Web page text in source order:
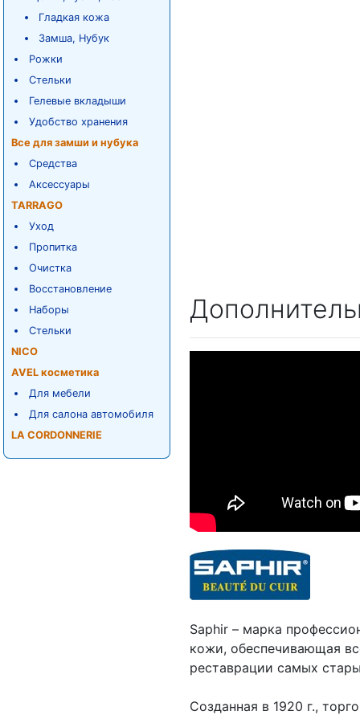
Гладкая кожа
Замша, Нубук
Рожки
Стельки
Гелевые вкладыши
Удобство хранения
Все для замши и нубука
Средства
Аксессуары
TARRAGO
Уход
Пропитка
Очистка
Восстановление
Наборы
Стельки
NICO
AVEL косметика
Для мебели
Для салона автомобиля
LA CORDONNERIE
Saphir – марка
кожи, обеспечивающая
реставрации самых
Созданная в 1920 г.,